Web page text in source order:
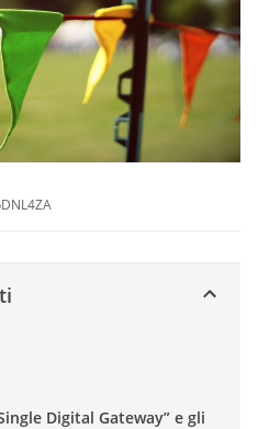
Digital Gateway” e gli